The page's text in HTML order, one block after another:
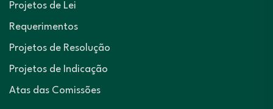
Projetos de Lei
Requerimentos
Projetos de Resolução
Projetos de Indicação
Atas das Comissões